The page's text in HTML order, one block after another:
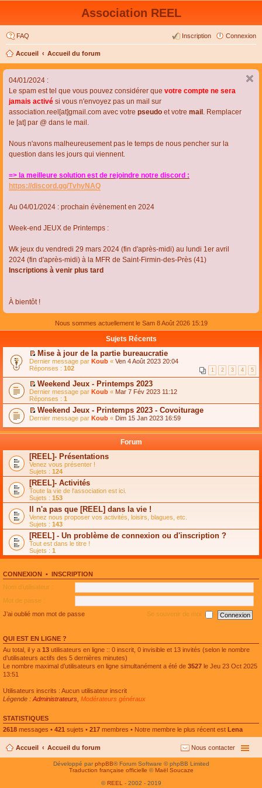
Association REEL
FAQ Connexion
Inscription
Accueil Accueil du forum
04/01/2024 :
Le spam est tel que vous pouvez considérer que votre compte ne sera
jamais activé si vous n'envoyez pas un mail sur
association.reel[at]gmail.com avec votre pseudo et votre mail . Remplacer
le [at] par @ dans le mail.
Nous n'avons malheureusement pas le temps de nous pencher sur la
question dans les jours qui viennent.
=> la meilleure solution est de rejoindre notre discord :
https://discord.gg/TvhyNAQ
Au 04/01/2024 : prochain évènement en 2024
Week-end JEUX de Printemps :
Wk jeux du vendredi 29 mars 2024 (fin d'après-midi) au lundi 1er avril
2024 (fin d'après-midi) à la MFR de Saint-Firmin-des-Près (41)
Inscriptions à venir plus tard
À bientôt !
Nous sommes actuellement le Sam 8 Août 2026 15:19
Sujets Récents
C
o
n
s
u
l
t
e
r
l
e
s
s
a
g
e
n
o
n
l
u
l
e
p
l
u
s
é
c
e
n
t
Mise à jour de la partie bureaucratie
Dernier message par Koub « Ven 4 Août 2023 20:04
Réponses : 102 1 2 3 4 5
C
o
n
s
u
t
l
e
m
e
s
s
a
g
e
n
o
n
l
u
l
e
l
u
s
é
e
Weekend Jeux - Printemps 2023
Dernier message par Koub « Mar 7 Fév 2023 11:12
Réponses : 1
C
n
l
t
e
r
l
e
m
e
s
s
a
g
e
n
o
n
u
l
e
l
s
e
n
t
Weekend Jeux - Printemps 2023 - Covoiturage
Dernier message par Koub « Dim 15 Jan 2023 16:59
Forum
[REEL]- Présentations
Venez vous présenter !
Sujets : 124
[REEL]- Activités
Toute la vie de l'association est ici.
Sujets : 153
Il n'a pas que [REEL] dans la vie !
Venez nous proposer vos activités, loisirs, blagues, etc.
Sujets : 143
[REEL] - Un problème de connexion ou d'inscription ?
Tout est dans le titre !
Sujets : 1
CONNEXION • INSCRIPTION
Nom d’utilisateur :
Mot de passe :
J’ai oublié mon mot de passe
Se souvenir de moi
QUI EST EN LIGNE ?
Au total, il y a 13 utilisateurs en ligne :: 0 inscrit, 0 invisible et 13 invités (selon le nombre
d’utilisateurs actifs des 5 dernières minutes)
Le nombre maximal d’utilisateurs en ligne simultanément a été de 3527 le Jeu 23 Oct 2025
13:51
Utilisateurs inscrits : Aucun utilisateur inscrit
Légende : Administrateurs Modérateurs généraux
STATISTIQUES
2618 messages • 421 sujets • 217 membres • Notre membre le plus récent est Lena
Accueil Accueil du forum Nous contacter
Développé parphpBB® Forum Software © phpBB Limited
Traduction française officielle © Maël Soucaze
© REEL - 2002 - 2019